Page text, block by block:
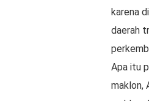
karena
daerah
Apa itu
maklon,